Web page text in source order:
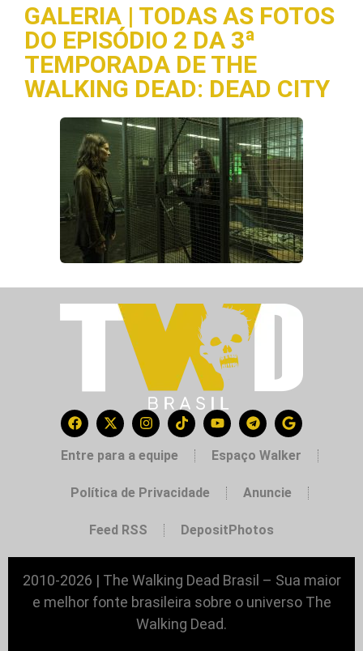
GALERIA | TODAS AS FOTOS
DO EPISÓDIO 2 DA 3ª
TEMPORADA DE THE
WALKING DEAD: DEAD CITY
Entre para a equipe Espaço Walker
Política de Privacidade Anuncie
Feed RSS DepositPhotos
2010-2026 | The Walking Dead Brasil – Sua maior
e melhor fonte brasileira sobre o universo The
Walking Dead.